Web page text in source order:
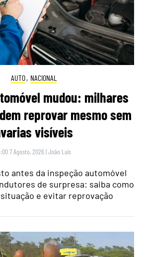
AUTO, NACIONAL
mudou: milhares
reprovar mesmo sem
visíveis
7 Agosto, 2026 |João Luís
antes da inspeção automóvel
de surpresa: saiba como
e evitar reprovação